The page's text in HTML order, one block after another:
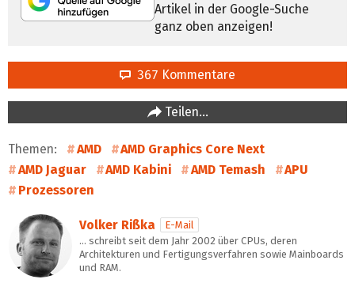
Artikel in der Google-Suche
ganz oben anzeigen!
367 Kommentare
Teilen…
Themen: AMD
AMD Graphics Core Next
AMD Jaguar
AMD Kabini AMD Temash
APU
Prozessoren
Volker Rißka
E-Mail
… schreibt seit dem Jahr 2002 über CPUs, deren
Architekturen und Fertigungsverfahren sowie Mainboards
und RAM.